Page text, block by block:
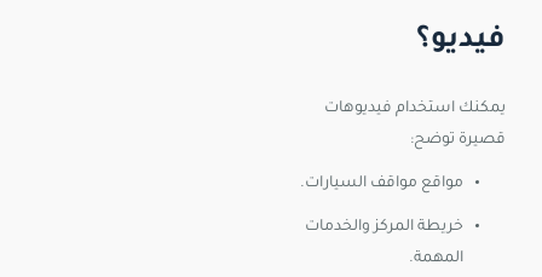
فيديو؟
يمكنك استخدام فيديوهات
قصيرة توضح:
مواقع مواقف السيارات.
خريطة المركز والخدمات
المهمة.